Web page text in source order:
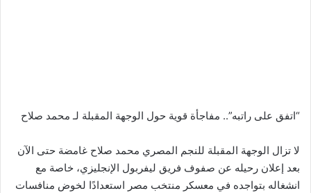
“اتفق على راتبه”.. مفاجأة قوية حول الوجهة المقبلة لـ محمد صلاح
لا تزال الوجهة المقبلة للنجم المصري محمد صلاح غامضة حتى الآن
بعد إعلان رحيله عن صفوف فريق ليفربول الإنجليزي، خاصة مع
انشغاله بتواجده في معسكر منتخب مصر استعدادًا لخوض منافسات